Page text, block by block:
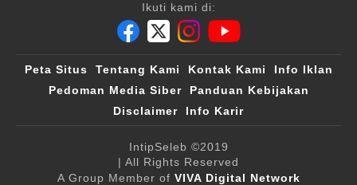
Ikuti kami di:
Peta Situs Tentang Kami Kontak Kami
Info Iklan
Pedoman Media Siber
Panduan Kebijakan
Disclaimer
Info Karir
IntipSeleb ©2019
| All Rights Reserved
A Group Member of VIVA Digital Network